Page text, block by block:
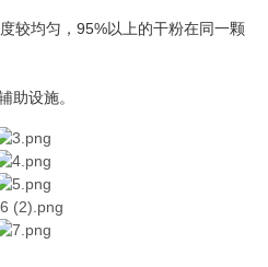
较均匀，95%以上的干粉在同一颗
助设施。